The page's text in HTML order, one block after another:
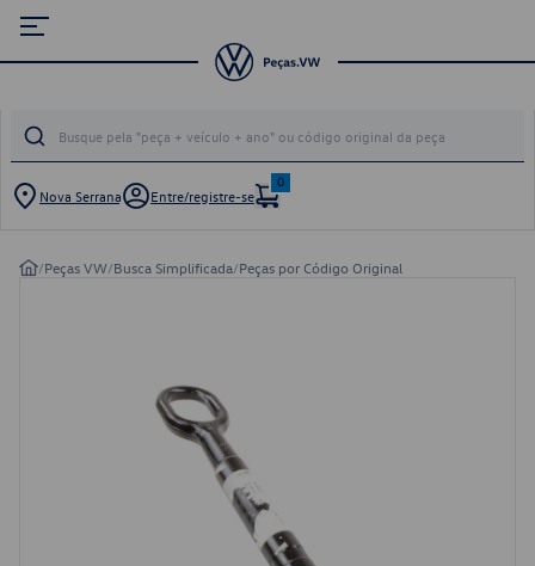
Nova Serrana Entre/registre-se
0
/Peças VW/Busca Simplificada/Peças por Código Original